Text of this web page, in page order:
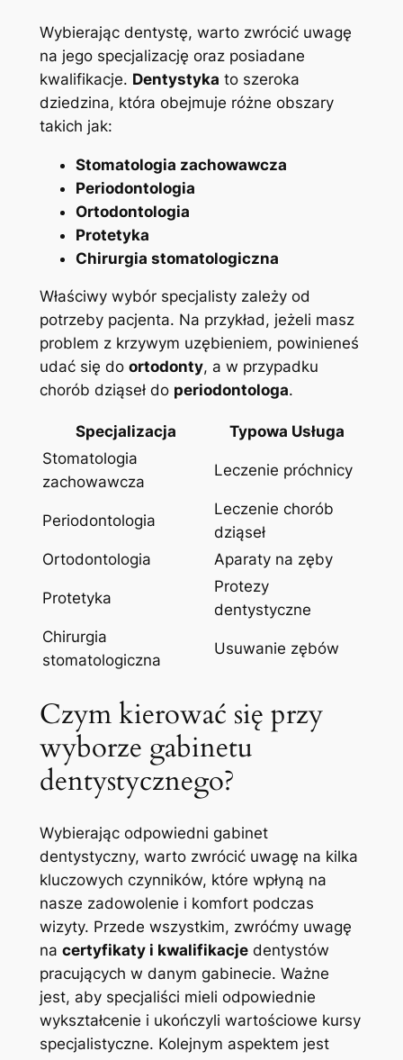
Wybierając dentystę, warto zwrócić uwagę
na jego specjalizację oraz posiadane
kwalifikacje. Dentystyka to szeroka
dziedzina, która obejmuje różne obszary
takich jak:
Stomatologia zachowawcza
Periodontologia
Ortodontologia
Protetyka
Chirurgia stomatologiczna
Właściwy wybór specjalisty zależy od
potrzeby pacjenta. Na przykład, jeżeli masz
problem z krzywym uzębieniem, powinieneś
udać się do ortodonty, a w przypadku
chorób dziąseł do periodontologa.
Specjalizacja
Typowa Usługa
Stomatologia
zachowawcza
Leczenie próchnicy
Periodontologia
Leczenie chorób
dziąseł
Ortodontologia
Aparaty na zęby
Protetyka
Protezy
dentystyczne
Chirurgia
stomatologiczna
Usuwanie zębów
Czym kierować się przy
wyborze gabinetu
dentystycznego?
Wybierając odpowiedni gabinet
dentystyczny, warto zwrócić uwagę na kilka
kluczowych czynników, które wpłyną na
nasze zadowolenie i komfort podczas
wizyty. Przede wszystkim, zwróćmy uwagę
na certyfikaty i kwalifikacjedentystów
pracujących w danym gabinecie. Ważne
jest, aby specjaliści mieli odpowiednie
wykształcenie i ukończyli wartościowe kursy
specjalistyczne. Kolejnym aspektem jest